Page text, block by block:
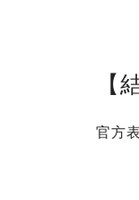
【
官方